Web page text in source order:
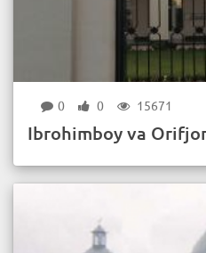
0 0 15671
Ibrohimboy va